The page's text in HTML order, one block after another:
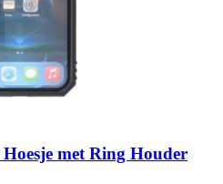
met Ring Houder